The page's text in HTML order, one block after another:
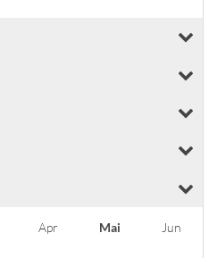
Apr Mai Jun